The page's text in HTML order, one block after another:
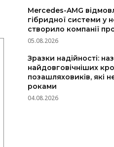
Mercedes-AMG
гібридної системи у
створило компанії
05.08.2026
Зразки надійності:
найдовговічніших
позашляховиків, які
роками
04.08.2026